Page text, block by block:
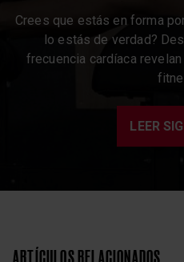
Crees que estás en forma
lo estás de verdad?
frecuencia cardíaca
LEER
ARTÍCULOS RELACIONADOS